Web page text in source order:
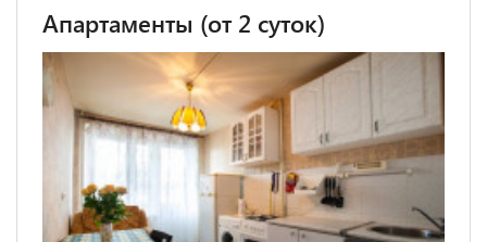
Апартаменты (от 2 суток)